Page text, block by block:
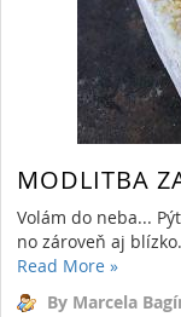
MODLITBA
Volám do neba...
no zároveň aj
Read More »
By Marcela